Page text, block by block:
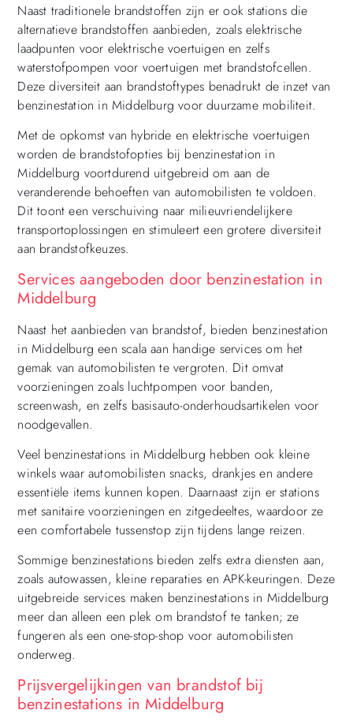
Naast traditionele brandstoffen zijn er ook stations die
alternatieve brandstoffen aanbieden, zoals elektrische
laadpunten voor elektrische voertuigen en zelfs
waterstofpompen voor voertuigen met brandstofcellen.
Deze diversiteit aan brandstoftypes benadrukt de inzet van
benzinestation in Middelburg voor duurzame mobiliteit.
Met de opkomst van hybride en elektrische voertuigen
worden de brandstofopties bij benzinestation in
Middelburg voortdurend uitgebreid om aan de
veranderende behoeften van automobilisten te voldoen.
Dit toont een verschuiving naar milieuvriendelijkere
transportoplossingen en stimuleert een grotere diversiteit
aan brandstofkeuzes.
Services aangeboden door benzinestation in
Middelburg
Naast het aanbieden van brandstof, bieden benzinestation
in Middelburg een scala aan handige services om het
gemak van automobilisten te vergroten. Dit omvat
voorzieningen zoals luchtpompen voor banden,
screenwash, en zelfs basisauto-onderhoudsartikelen voor
noodgevallen.
Veel benzinestations in Middelburg hebben ook kleine
winkels waar automobilisten snacks, drankjes en andere
essentiële items kunnen kopen. Daarnaast zijn er stations
met sanitaire voorzieningen en zitgedeeltes, waardoor ze
een comfortabele tussenstop zijn tijdens lange reizen.
Sommige benzinestations bieden zelfs extra diensten aan,
zoals autowassen, kleine reparaties en APK-keuringen. Deze
uitgebreide services maken benzinestations in Middelburg
meer dan alleen een plek om brandstof te tanken; ze
fungeren als een one-stop-shop voor automobilisten
onderweg.
Prijsvergelijkingen van brandstof bij
benzinestations in Middelburg